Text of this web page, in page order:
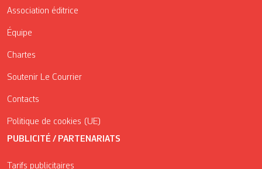
Association éditrice
Équipe
Chartes
Soutenir Le Courrier
Contacts
Politique de cookies (UE)
PUBLICITÉ / PARTENARIATS
Tarifs publicitaires